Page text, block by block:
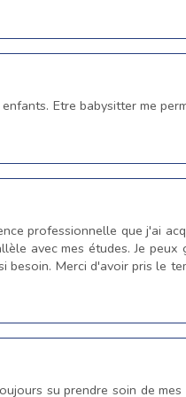
Etre babysitter me
professionnelle que j'ai
avec mes études. Je peux
Merci d'avoir pris le
su prendre soin de